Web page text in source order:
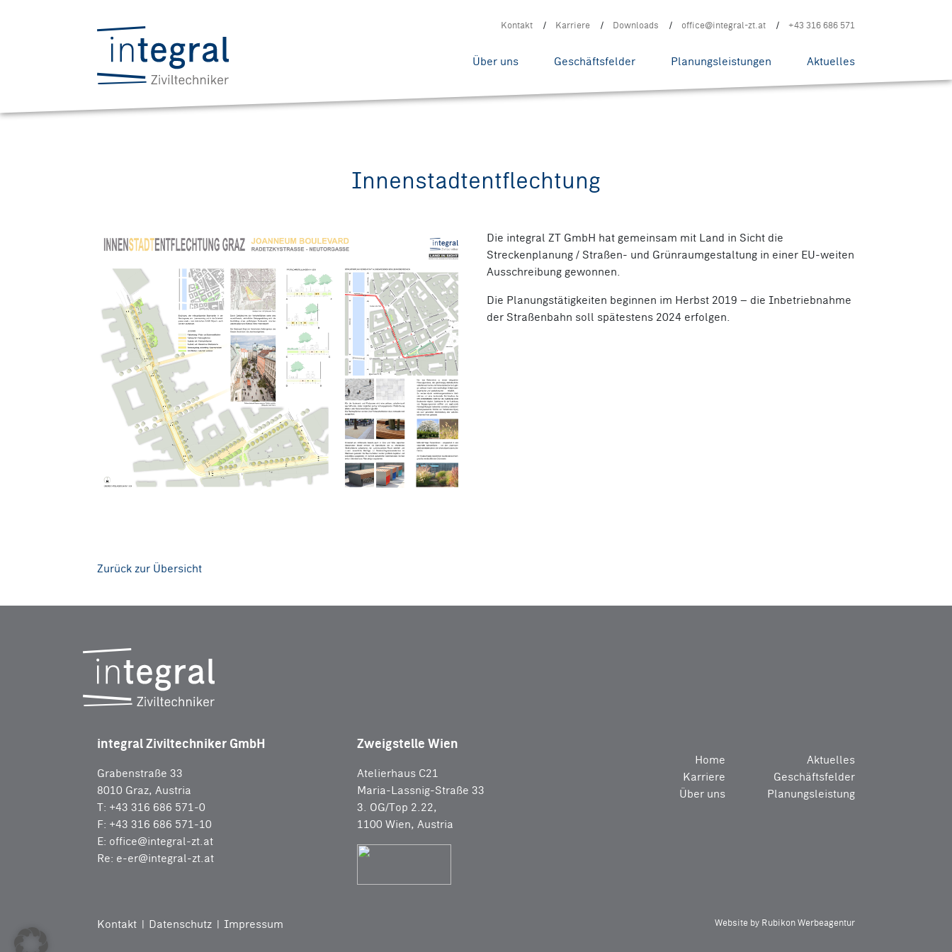
Kontakt Karriere Downloads office@integral-zt.at +43 316 686 571
Über uns Geschäftsfelder Planungsleistungen Aktuelles
Innenstadtentflechtung
Die integral ZT GmbH hat gemeinsam mit Land in Sicht die
Streckenplanung / Straßen- und Grünraumgestaltung in einer EU-weiten
Ausschreibung gewonnen.
Die Planungstätigkeiten beginnen im Herbst 2019 – die Inbetriebnahme
der Straßenbahn soll spätestens 2024 erfolgen.
Zurück zur Übersicht
integral Ziviltechniker GmbH
Grabenstraße 33
8010 Graz, Austria
T: +43 316 686 571-0
F: +43 316 686 571-10
E: office@integral-zt.at
Re: e-er@integral-zt.at
Zweigstelle Wien
Atelierhaus C21
Maria-Lassnig-Straße 33
3. OG/Top 2.22,
1100 Wien, Austria
Home
Karriere
Über uns
Aktuelles
Geschäftsfelder
Planungsleistung
Kontakt Datenschutz Impressum Website by Rubikon Werbeagentur